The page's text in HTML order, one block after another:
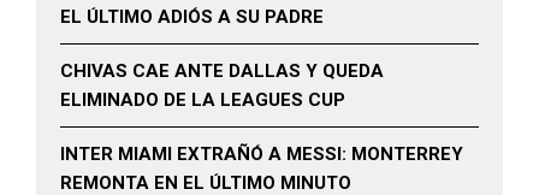
EL ÚLTIMO ADIÓS A SU PADRE
CHIVAS CAE ANTE DALLAS Y QUEDA
ELIMINADO DE LA LEAGUES CUP
INTER MIAMI EXTRAÑÓ A MESSI: MONTERREY
REMONTA EN EL ÚLTIMO MINUTO